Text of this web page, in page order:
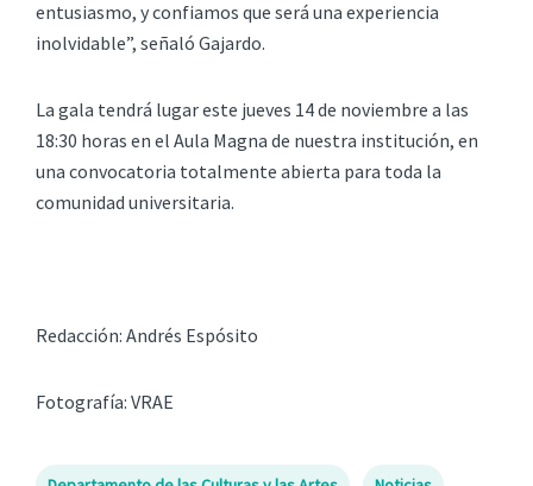
entusiasmo, y confiamos que será una experiencia
inolvidable”, señaló Gajardo.
La gala tendrá lugar este jueves 14 de noviembre a las
18:30 horas en el Aula Magna de nuestra institución, en
una convocatoria totalmente abierta para toda la
comunidad universitaria.
Redacción: Andrés Espósito
Fotografía: VRAE